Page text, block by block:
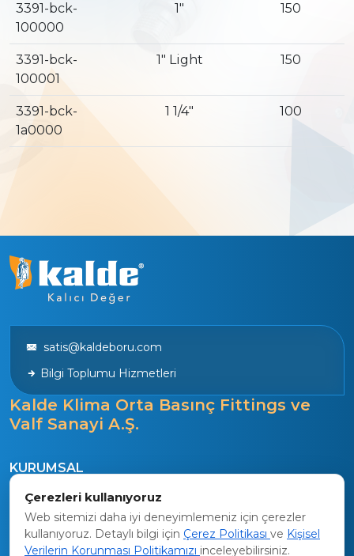
3391-bck-
100000
1″ 150
3391-bck-
100001
1″ Light 150
3391-bck-
1a0000
1 1/4″ 100
satis@kaldeboru.com
Bilgi Toplumu Hizmetleri
Kalde Klima Orta Basınç Fittings ve
Valf Sanayi A.Ş.
KURUMSAL
Tarihçe
Vizyon
Kalite Politikamız
Çerezleri kullanıyoruz
Web sitemizi daha iyi deneyimlemeniz için çerezler
kullanıyoruz. Detaylı bilgi için Çerez Politikası ve Kişisel
Verilerin Korunması Politikamızı inceleyebilirsiniz.